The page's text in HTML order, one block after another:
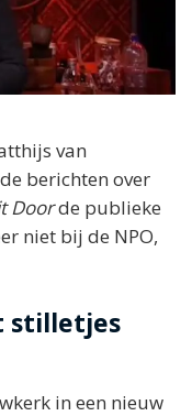
van
berichten over
Doorde publieke
niet bij de NPO,
stilletjes
in een nieuw